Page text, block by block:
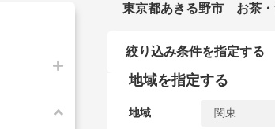
東京都あきる野市 お茶・
絞り込み条件を指定する
地域を指定する
地域